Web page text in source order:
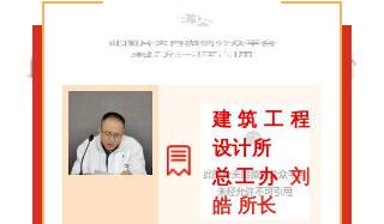
各所室负责人
总结汇报
建筑工程
设计所
总工办刘
皓 所长